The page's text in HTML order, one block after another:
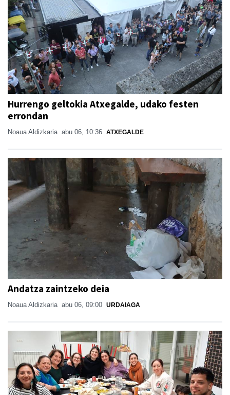
Hurrengo geltokia Atxegalde, udako festen
errondan
Noaua Aldizkaria abu 06, 10:36 ATXEGALDE
Andatza zaintzeko deia
Noaua Aldizkaria abu 06, 09:00 URDAIAGA